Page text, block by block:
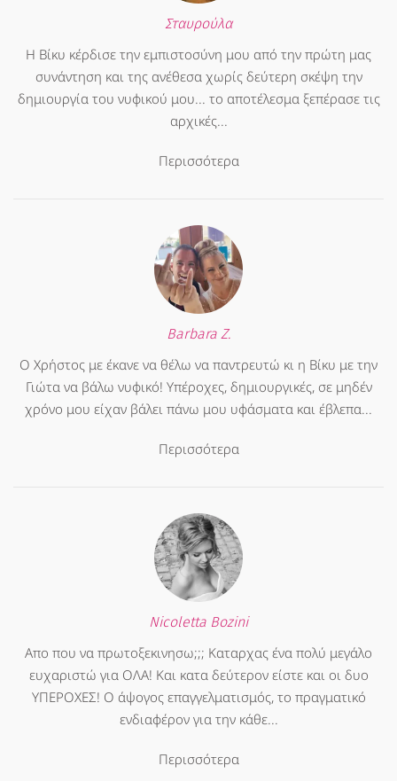
Σταυρούλα
Η Βίκυ κέρδισε την εμπιστοσύνη μου από την πρώτη μας
συνάντηση και της ανέθεσα χωρίς δεύτερη σκέψη την
δημιουργία του νυφικού μου... το αποτέλεσμα ξεπέρασε τις
αρχικές...
Περισσότερα
Barbara Z.
Ο Χρήστος με έκανε να θέλω να παντρευτώ κι η Βίκυ με την
Γιώτα να βάλω νυφικό! Υπέροχες, δημιουργικές, σε μηδέν
χρόνο μου είχαν βάλει πάνω μου υφάσματα και έβλεπα...
Περισσότερα
Nicoletta Bozini
Απο που να πρωτοξεκινησω;;; Καταρχας ένα πολύ μεγάλο
ευχαριστώ για ΟΛΑ! Και κατα δεύτερον είστε και οι δυο
ΥΠΕΡΟΧΕΣ! Ο άψογος επαγγελματισμός, το πραγματικό
ενδιαφέρον για την κάθε...
Περισσότερα